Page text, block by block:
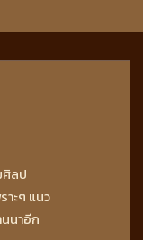
ศิลป
ะๆ แนว
นาอีก